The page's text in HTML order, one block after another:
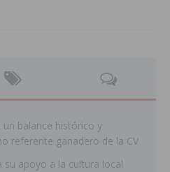
un balance histórico y
referente ganadero de la CV
apoyo a la cultura local